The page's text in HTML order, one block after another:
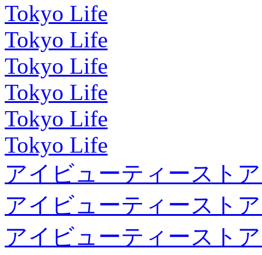
Tokyo Life
Tokyo Life
Tokyo Life
Tokyo Life
Tokyo Life
Tokyo Life
アイビューティースト
アイビューティースト
アイビューティースト